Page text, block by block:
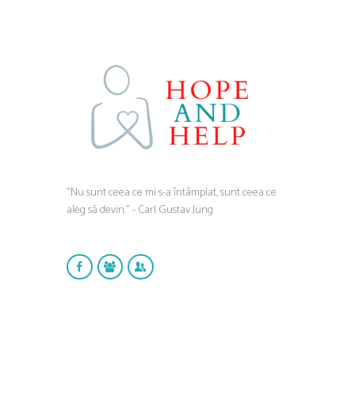
”Nu sunt ceea ce mi s-a întâmplat, sunt ceea ce
aleg să devin.” - Carl Gustav Jung